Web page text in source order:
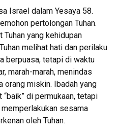
Israel dalam Yesaya 58.
pertolongan Tuhan.
yang kehidupan
melihat hati dan perilaku
berpuasa, tetapi di waktu
marah-marah, menindas
orang miskin. Ibadah yang
di permukaan, tetapi
sesama
oleh Tuhan.